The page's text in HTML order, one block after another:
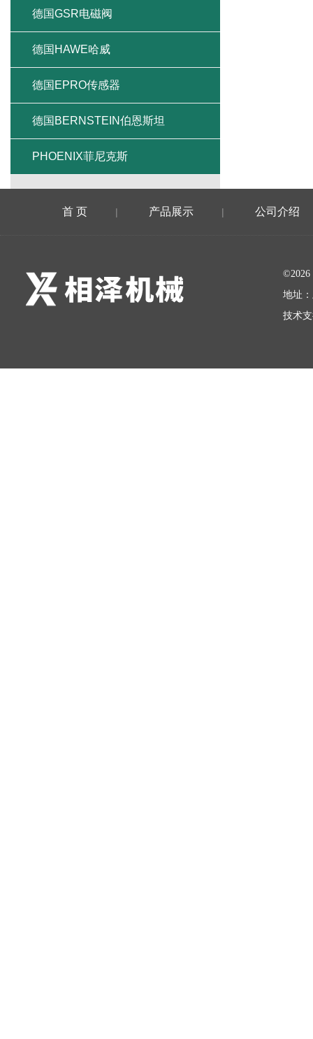
德国GSR电磁阀
德国HAWE哈威
德国EPRO传感器
德国BERNSTEIN伯恩斯坦
PHOENIX菲尼克斯
首 页 | 产品展示 | 公司介绍
地址
技术